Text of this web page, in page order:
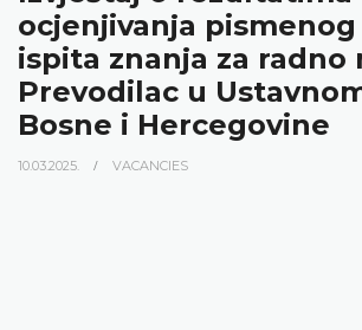
ocjenjivanja
ispita znanja za radno
Prevodilac u
Bosne i Hercegovine
10.03.2025. VACANCIES